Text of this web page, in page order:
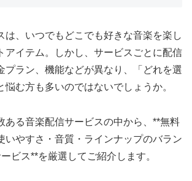
は、いつでもどこでも好きな音楽を楽し
アイテム。しかし、サービスごとに配信
プラン、機能などが異なり、「どれを選
悩む方も多いのではないでしょうか。
ある音楽配信サービスの中から、**無料
いやすさ・音質・ラインナップのバラン
ビス**を厳選してご紹介します。